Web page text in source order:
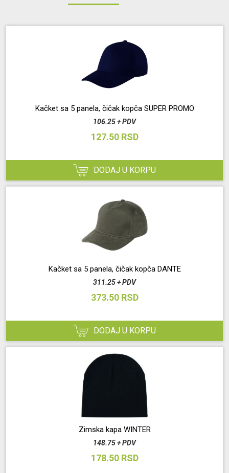
Kačket sa 5 panela, čičak kopča SUPER PROMO
106.25 + PDV
127.50 RSD
DODAJ U KORPU
Kačket sa 5 panela, čičak kopča DANTE
311.25 + PDV
373.50 RSD
DODAJ U KORPU
Zimska kapa WINTER
148.75 + PDV
178.50 RSD